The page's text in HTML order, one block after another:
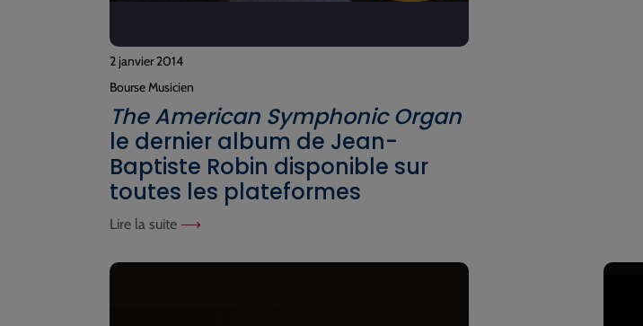
2 janvier 2014
Bourse Musicien
The American Symphonic Organ
le dernier album de Jean-
Baptiste Robin disponible sur
toutes les plateformes
Lire la suite